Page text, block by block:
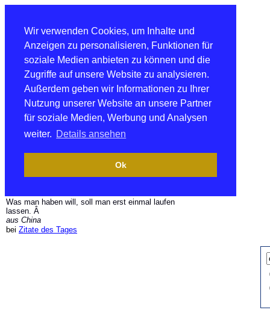
Wir verwenden Cookies, um Inhalte und
Anzeigen zu personalisieren, Funktionen für
soziale Medien anbieten zu können und die
Zugriffe auf unsere Website zu analysieren.
Außerdem geben wir Informationen zu Ihrer
Nutzung unserer Website an unsere Partner
für soziale Medien, Werbung und Analysen
weiter. Details ansehen
Ok
Was man haben will, soll man erst einmal laufen
lassen. Â
aus China
bei Zitate des Tages